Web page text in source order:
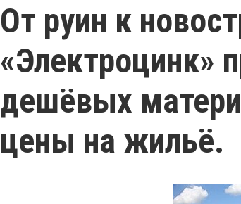
От руин к
«Электроцинк»
дешёвых
цены на жильё.